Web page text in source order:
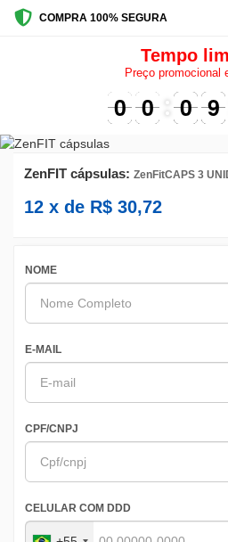
COMPRA 100% SEGURA
Tempo
Preço promocional
9
9
0
0 9
9
0
0 1
0
0 0
9
9
ZenFIT cápsulas: ZenFitCAPS 3
12 x de R$ 30,72
NOME
E-MAIL
CPF/CNPJ
CELULAR COM DDD